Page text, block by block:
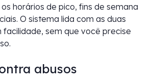
horários de pico, fins de semana
O sistema lida com as duas
sem que você precise
abusos